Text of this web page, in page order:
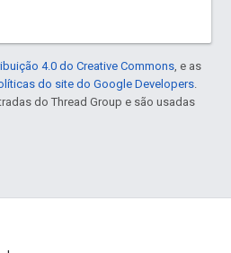
4.0 do Creative Commons, e as
do site do Google Developers.
do Thread Group e são usadas